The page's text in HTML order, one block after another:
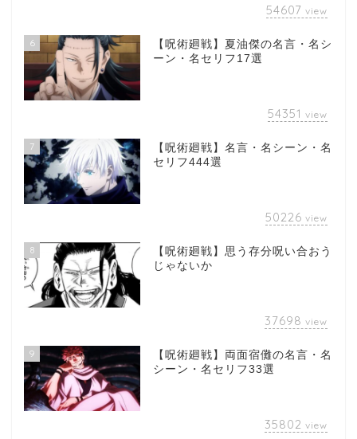
54607 view
6
【呪術廻戦】夏油傑の名言・名シ
ーン・名セリフ17選
54351 view
7
【呪術廻戦】名言・名シーン・名
セリフ444選
50226 view
8
【呪術廻戦】思う存分呪い合おう
じゃないか
37698 view
9
【呪術廻戦】両面宿儺の名言・名
シーン・名セリフ33選
35802 view